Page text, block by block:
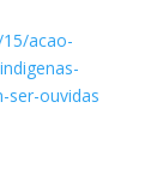
acao-
ser-ouvidas